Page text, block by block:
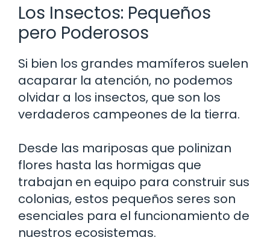
Los Insectos: Pequeños
pero Poderosos
Si bien los grandes mamíferos suelen
acaparar la atención, no podemos
olvidar a los insectos, que son los
verdaderos campeones de la tierra.
Desde las mariposas que polinizan
flores hasta las hormigas que
trabajan en equipo para construir sus
colonias, estos pequeños seres son
esenciales para el funcionamiento de
nuestros ecosistemas.